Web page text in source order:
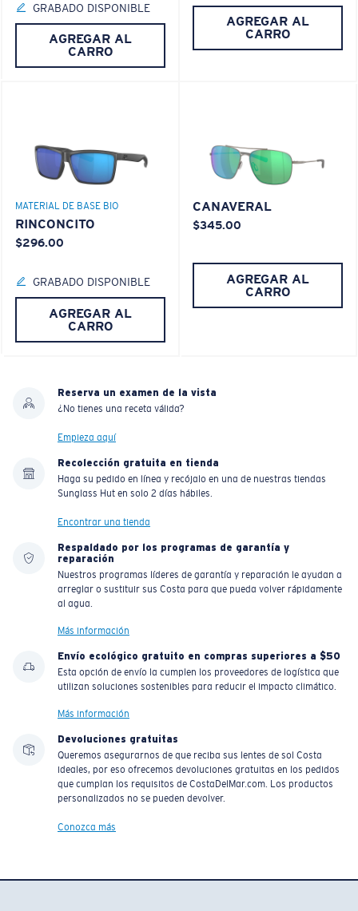
GRABADO DISPONIBLE
AGREGAR AL
CARRO
AGREGAR AL
CARRO
MATERIAL DE BASE BIO
RINCONCITO
$296.00
GRABADO DISPONIBLE
AGREGAR AL
CARRO
CANAVERAL
$345.00
AGREGAR AL
CARRO
Reserva un examen de la vista
¿No tienes una receta válida?
Empieza aquí
Recolección gratuita en tienda
Haga su pedido en línea y recójalo en una de nuestras tiendas
Sunglass Hut en solo 2 días hábiles.
Encontrar una tienda
Respaldado por los programas de garantía y
reparación
Nuestros programas líderes de garantía y reparación le ayudan a
arreglar o sustituir sus Costa para que pueda volver rápidamente
al agua.
Más información
Envío ecológico gratuito en compras superiores a $50
Esta opción de envío la cumplen los proveedores de logística que
utilizan soluciones sostenibles para reducir el impacto climático.
Más información
Devoluciones gratuitas
Queremos asegurarnos de que reciba sus lentes de sol Costa
ideales, por eso ofrecemos devoluciones gratuitas en los pedidos
que cumplan los requisitos de CostaDelMar.com. Los productos
personalizados no se pueden devolver.
Conozca más